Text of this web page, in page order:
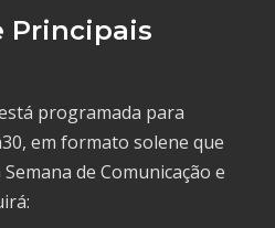
Principais
programada para
em formato solene que
de Comunicação e